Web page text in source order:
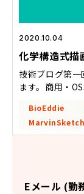
2020.10.04
化学構造式描
技術ブログ第
ます。商用・
BioEddie
MarvinSketch
Eメール (勤